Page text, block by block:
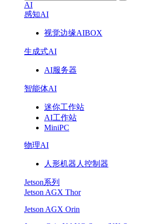
AI
感知AI
视觉边缘AIBOX
生成式AI
AI服务器
智能体AI
迷你工作站
AI工作站
MiniPC
物理AI
人形机器人控制器
Jetson系列
Jetson AGX Thor
Jetson AGX Orin